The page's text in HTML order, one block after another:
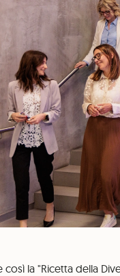
così la "Ricetta della